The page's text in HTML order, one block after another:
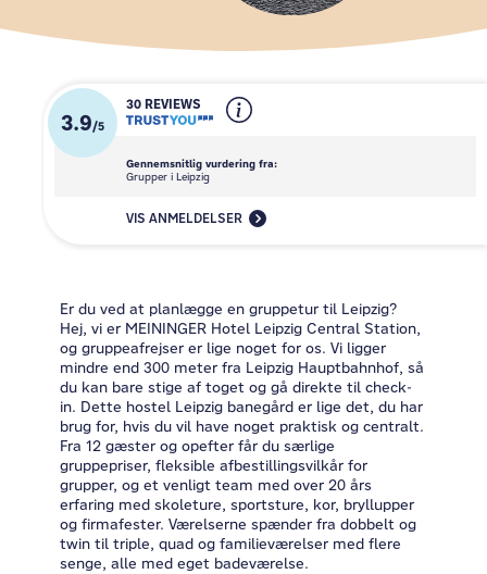
3.9/5
30 REVIEWS
Gennemsnitlig vurdering fra:
Grupper i Leipzig
VIS ANMELDELSER
Er du ved at planlægge en gruppetur til Leipzig?
Hej, vi er MEININGER Hotel Leipzig Central Station,
og gruppeafrejser er lige noget for os. Vi ligger
mindre end 300 meter fra Leipzig Hauptbahnhof, så
du kan bare stige af toget og gå direkte til check-
in. Dette hostel Leipzig banegård er lige det, du har
brug for, hvis du vil have noget praktisk og centralt.
Fra 12 gæster og opefter får du særlige
gruppepriser, fleksible afbestillingsvilkår for
grupper, og et venligt team med over 20 års
erfaring med skoleture, sportsture, kor, bryllupper
og firmafester. Værelserne spænder fra dobbelt og
twin til triple, quad og familieværelser med flere
senge, alle med eget badeværelse.